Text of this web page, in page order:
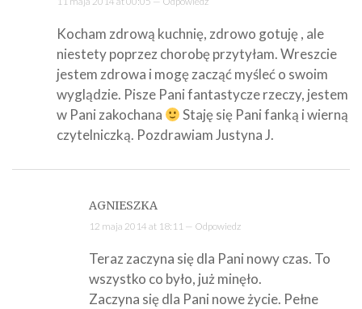
Kocham zdrową kuchnię, zdrowo gotuję , ale
niestety poprzez chorobę przytyłam. Wreszcie
jestem zdrowa i mogę zacząć myśleć o swoim
wyglądzie. Pisze Pani fantastycze rzeczy, jestem
w Pani zakochana
Staję się Pani fanką i wierną
czytelniczką. Pozdrawiam Justyna J.
AGNIESZKA
12 maja 2014 at 18:11 — Odpowiedz
Teraz zaczyna się dla Pani nowy czas. To
wszystko co było, już minęło.
Zaczyna się dla Pani nowe życie. Pełne